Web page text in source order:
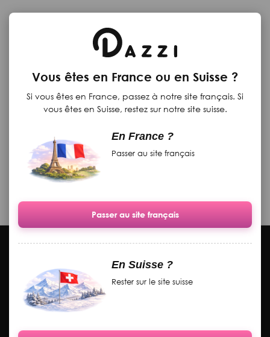
Vous êtes en France ou en Suisse ?
Si vous êtes en France, passez à notre site français. Si
vous êtes en Suisse, restez sur notre site suisse.
En France ?
Passer au site français
Passer au site français
En Suisse ?
Rester sur le site suisse
für eingewachsene
auf Lager
VIP club
CHF
In den Warenkorb
Es werden 1 - 1 von 1 Artikel angezeigt
Mein Konto